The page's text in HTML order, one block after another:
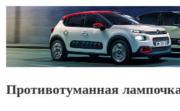
Противотуманная